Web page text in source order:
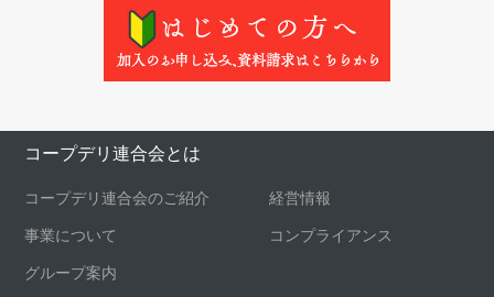
コープデリ連合会とは
コープデリ連合会のご紹介 経営情報
事業について コンプライアンス
グループ案内